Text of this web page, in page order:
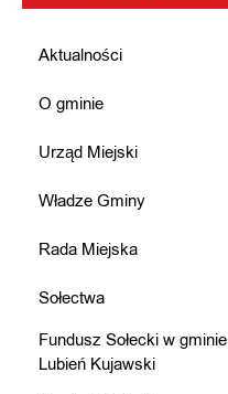
Aktualności
O gminie
Urząd Miejski
Władze Gminy
Rada Miejska
Sołectwa
Fundusz Sołecki w gminie
Lubień Kujawski